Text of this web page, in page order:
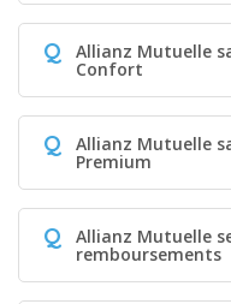
Q Allianz Mutuelle
Confort
Q Allianz Mutuelle
Premium
Q Allianz Mutuelle
remboursements